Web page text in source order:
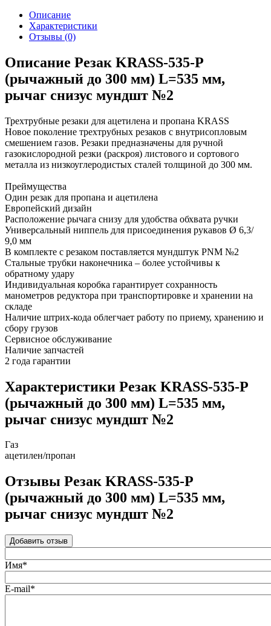
Описание
Характеристики
Отзывы (0)
Описание Резак KRASS-535-Р
(рычажный до 300 мм) L=535 мм,
рычаг снизус мундшт №2
Трехтрубные резаки для ацетилена и пропана KRASS
Новое поколение трехтрубных резаков с внутрисопловым
смешением газов. Резаки предназначены для ручной
газокислородной резки (раскроя) листового и сортового
металла из низкоуглеродистых сталей толщиной до 300 мм.
Преймущества
Один резак для пропана и ацетилена
Европейский дизайн
Расположение рычага снизу для удобства обхвата ручки
Универсальный ниппель для присоединения рукавов Ø 6,3/
9,0 мм
В комплекте с резаком поставляется мундштук PNM №2
Стальные трубки наконечника – более устойчивы к
обратному удару
Индивидуальная коробка гарантирует сохранность
манометров редуктора при транспортировке и хранении на
складе
Наличие штрих-кода облегчает работу по приему, хранению и
сбору грузов
Сервисное обслуживание
Наличие запчастей
2 года гарантии
Характеристики Резак KRASS-535-Р
(рычажный до 300 мм) L=535 мм,
рычаг снизус мундшт №2
Газ
ацетилен/пропан
Отзывы Резак KRASS-535-Р
(рычажный до 300 мм) L=535 мм,
рычаг снизус мундшт №2
Добавить отзыв
Имя*
E-mail*